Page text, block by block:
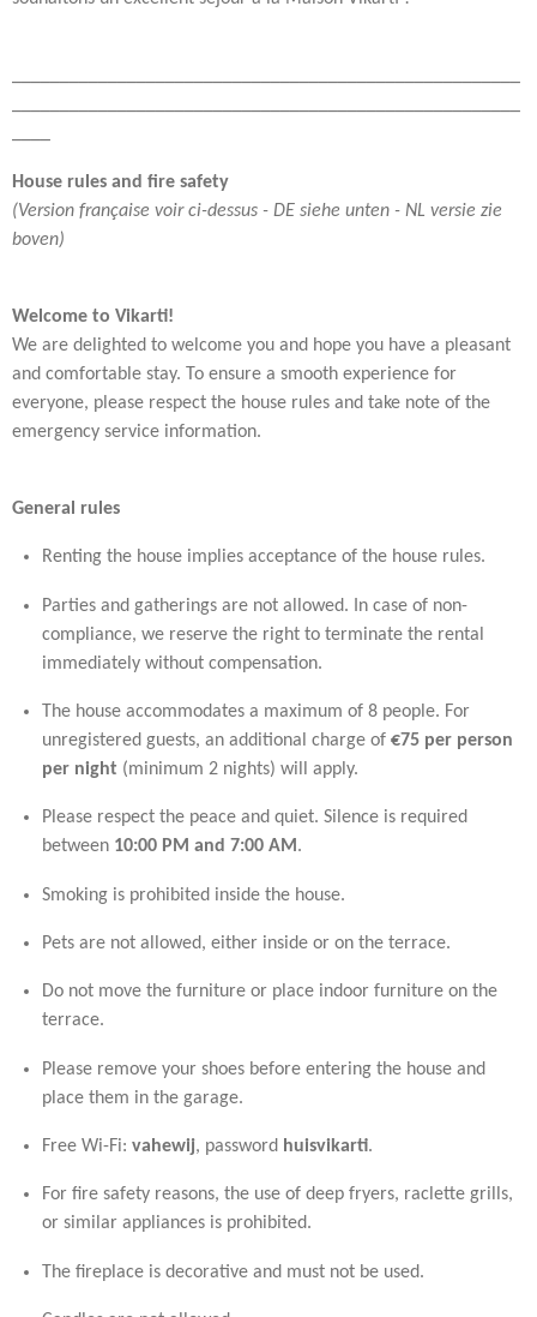
House rules and fire safety
(Version française voir ci-dessus - DE siehe unten - NL versie zie
boven)
Welcome to Vikarti!
We are delighted to welcome you and hope you have a pleasant
and comfortable stay. To ensure a smooth experience for
everyone, please respect the house rules and take note of the
emergency service information.
General rules
Renting the house implies acceptance of the house rules.
Parties and gatherings are not allowed. In case of non-
compliance, we reserve the right to terminate the rental
immediately without compensation.
The house accommodates a maximum of 8 people. For
unregistered guests, an additional charge of €75 per person
per night (minimum 2 nights) will apply.
Please respect the peace and quiet. Silence is required
between 10:00 PM and 7:00 AM.
Smoking is prohibited inside the house.
Pets are not allowed, either inside or on the terrace.
Do not move the furniture or place indoor furniture on the
terrace.
Please remove your shoes before entering the house and
place them in the garage.
Free Wi-Fi: vahewij, password huisvikarti.
For fire safety reasons, the use of deep fryers, raclette grills,
or similar appliances is prohibited.
The fireplace is decorative and must not be used.